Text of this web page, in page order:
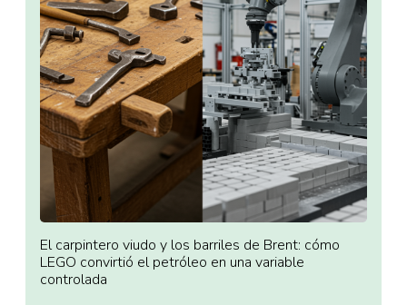
El carpintero viudo y los barriles de Brent: cómo
LEGO convirtió el petróleo en una variable
controlada